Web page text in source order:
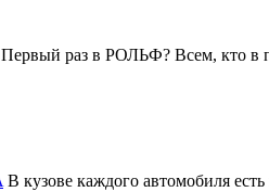
Первый раз в РОЛЬФ? Всем, кто в
В кузове каждого автомобиля